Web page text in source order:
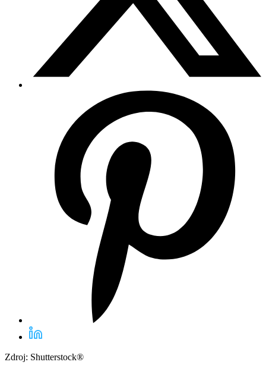
Zdroj: Shutterstock®